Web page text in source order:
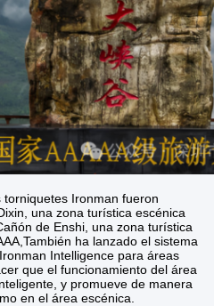
Ironman fueron
una zona turística escénica
de Enshi, una zona turística
ha lanzado el sistema
Intelligence para áreas
que el funcionamiento del área
y promueve de manera
en el área escénica.